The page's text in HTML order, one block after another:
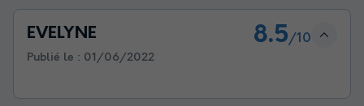
EVELYNE 8.5/10
Publié le : 01/06/2022